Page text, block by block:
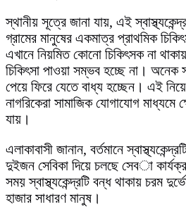
স্থানীয় সূত্রে জানা যায়, এই
গ্রামের মানুষের একমাত্র প্রাথমিক
এখানে নিয়মিত কোনো চিকিৎসক না
চিকিৎসা পাওয়া সম্ভব হচ্ছে না। অনেক
পেয়ে ফিরে যেতে বাধ্য হচ্ছেন। এই
নাগরিকেরা সামাজিক যোগাযোগ মাধ্যমে
যায়।
এলাকাবাসী জানান, বর্তমানে
দুইজন সেবিকা দিয়ে চলছে সেবা
সময় স্বাস্থ্যকেন্দ্রটি বন্ধ থাকায় চরম
হাজার সাধারণ মানুষ।